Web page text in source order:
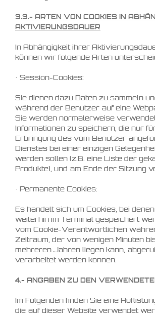
3.3.- ARTEN VON COOKIES IN
AKTIVIERUNGSDAUER
In Abhängigkeit ihrer
können wir folgende Arten
• Session-Cookies:
Sie dienen dazu Daten zu sammeln
während der Benutzer auf eine
Sie werden normalerweise
Informationen zu speichern, die nur
Erbringung des vom Benutzer
Dienstes bei einer einzigen
werden sollen (z.B. eine Liste der
Produkte), und am Ende der Sitzung
• Permanente Cookies:
Es handelt sich um Cookies, bei
weiterhin im Terminal gespeichert
vom Cookie-Verantwortlichen
Zeitraum, der von wenigen Minuten
mehreren Jahren liegen kann,
verarbeitet werden können.
4.- ANGABEN ZU DEN
Im Folgenden finden Sie eine
die auf dieser Website verwendet